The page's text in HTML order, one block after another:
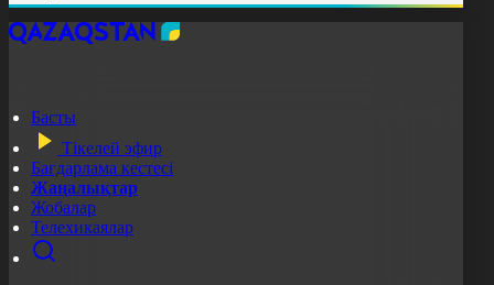
Басты
Тікелей эфир
Бағдарлама кестесі
Жаңалықтар
Жобалар
Телехикаялар